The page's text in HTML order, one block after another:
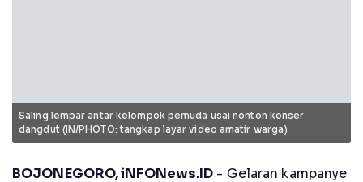
Saling lempar antar kelompok pemuda usai nonton konser
dangdut (IN/PHOTO: tangkap layar video amatir warga)
BOJONEGORO, iNFONews.ID - Gelaran kampanye